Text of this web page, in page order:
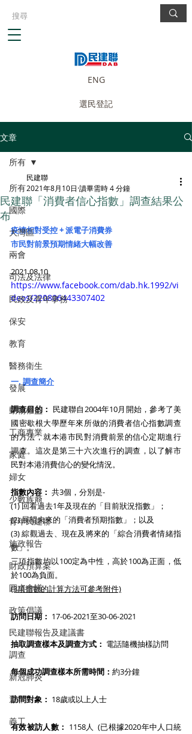
ENG
選民登記
文章
所有
國際
大灣區
兩會
司法及法律
民政及青年事務
保安
教育
醫務衛生
發展
動物權益
工商專業
家庭
婦女
少數族裔
青年民建聯
施政報告
財政預算案
圓桌會議
政策倡議
民建聯報告及建議書
調查
新冠肺炎
選舉
義工
所有
民建聯「消費者信心指數」調查結果公
布
民建聯
2021年8月10日 讀畢需時 4 分鐘
疫情相對受控 + 派電子消費券
市民對前景預期情緒大幅改善
2021.08.10
https://www.facebook.com/dab.hk.1992/vi
deos/220806443307402
一. 調查簡介
調查目的： 民建聯自2004年10月開始，參考了美
國密歇根大學歷年來所做的消費者信心指數調查
的方法，就本港市民對消費前景的信心定期進行
調查。這次是第三十六次進行的調查，以了解市
民對本港消費信心的變化情況。
指數內容： 共3個，分別是-
(1) 回看過去1年及現在的「目前狀況指數」；
(2) 展望未來的「消費者預期指數」；以及
(3) 綜觀過去、現在及將來的「綜合消費者情緒指
數」。
三項指數均以100定為中性，高於100為正面，低
於100為負面。
(3項指數的計算方法可參考附件)
訪問日期： 17-06-2021至30-06-2021
抽取調查樣本及調查方式： 電話隨機抽樣訪問
每個成功調查樣本所需時間： 約3分鐘
訪問對象： 18歲或以上人士
有效被訪人數： 1158人  (已根據2020年中人口統